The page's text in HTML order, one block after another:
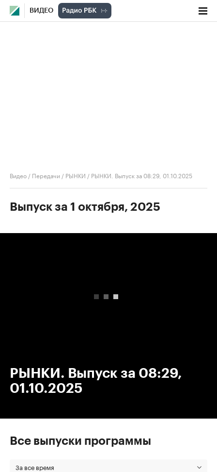
ВИДЕО
Видео / Передачи / РЫНКИ / РЫНКИ. Выпуск за 08:29, 01.10.2025
Выпуск за 1 октября, 2025
РЫНКИ. Выпуск за 08:29,
01.10.2025
Все выпуски программы
За все время